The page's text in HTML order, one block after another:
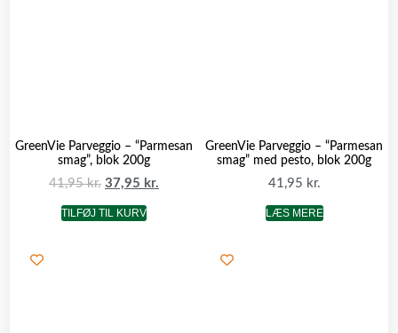
GreenVie Parveggio – “Parmesan
smag”, blok 200g
41,95kr. 37,95 kr.
TILFØJ TIL KURV
GreenVie Parveggio – “Parmesan
smag” med pesto, blok 200g
41,95 kr.
LÆS MERE